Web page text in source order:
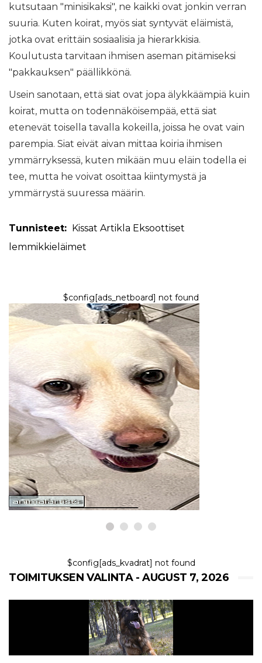
kutsutaan "minisikaksi", ne kaikki ovat jonkin verran
suuria. Kuten koirat, myös siat syntyvät eläimistä,
jotka ovat erittäin sosiaalisia ja hierarkkisia.
Koulutusta tarvitaan ihmisen aseman pitämiseksi
"pakkauksen" päällikkönä.
Usein sanotaan, että siat ovat jopa älykkäämpiä kuin
koirat, mutta on todennäköisempää, että siat
etenevät toisella tavalla kokeilla, joissa he ovat vain
parempia. Siat eivät aivan mittaa koiria ihmisen
ymmärryksessä, kuten mikään muu eläin todella ei
tee, mutta he voivat osoittaa kiintymystä ja
ymmärrystä suuressa määrin.
Tunnisteet: Kissat Artikla Eksoottiset
lemmikkieläimet
$config[ads_netboard] not found
KYSELY
Voiko korvatulehdus tai hiiva
aiheuttaa kyyneltahroja koirilla?
7,2026
$config[ads_kvadrat] not found
TOIMITUKSEN VALINTA - AUGUST 7, 2026